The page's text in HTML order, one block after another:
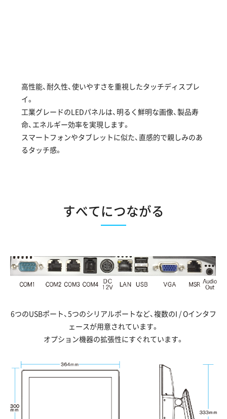
高性能、耐久性、使いやすさを重視したタッチディスプレ
イ。
工業グレードのLEDパネルは、明るく鮮明な画像、製品寿
命、エネルギー効率を実現します。
スマートフォンやタブレットに似た、直感的で親しみのあ
るタッチ感。
すべてにつながる
6つのUSBポート、5つのシリアルポートなど、複数のI / Oインタフ
ェースが用意されています。
オプション機器の拡張性にすぐれています。